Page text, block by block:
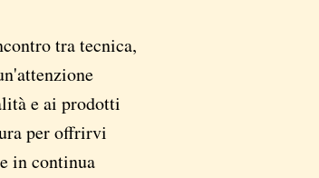
tra tecnica,
e ai prodotti
per offrirvi
in continua